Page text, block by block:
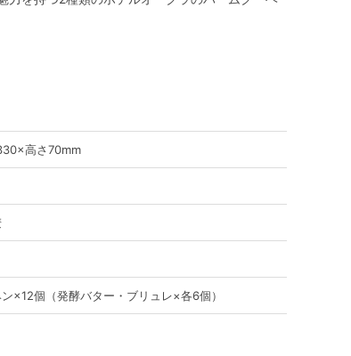
高さ70mm
×12個（発酵バター・ブリュレ×各6個）